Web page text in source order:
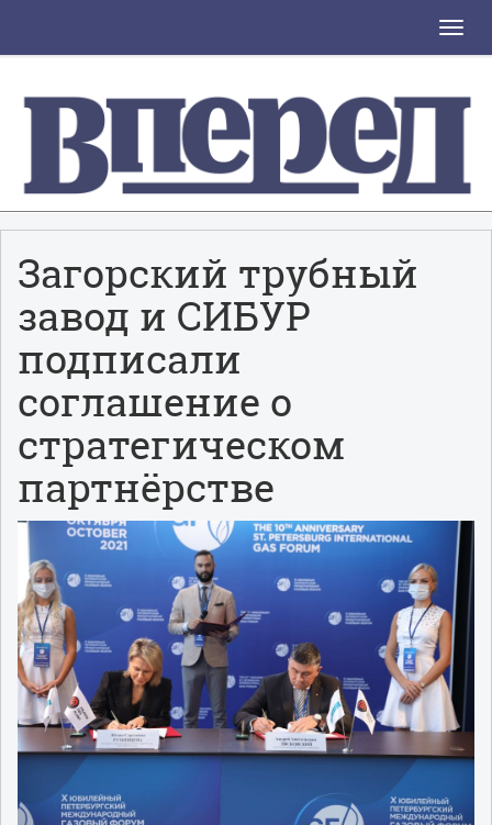
Toggle
Загорский трубный
завод и СИБУР
подписали
соглашение о
стратегическом
партнёрстве